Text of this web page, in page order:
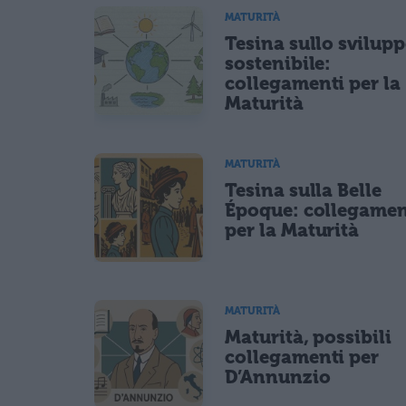
MATURITÀ
Tesina sullo
sostenibile:
collegamenti per la
Maturità
MATURITÀ
Tesina sulla Belle
Époque:
per la Maturità
MATURITÀ
Maturità, possibili
collegamenti per
D’Annunzio